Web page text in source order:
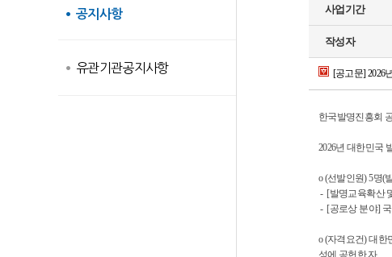
공지사항
유관기관공지사항
사업기간
작성자
[공고문] 2026
한국발명진흥회
2026년 대한민국
o (선발인원) 5명(
- [발명교육확산
- [공로상 분야]
o (자격요건) 대한
성에 공헌한 자